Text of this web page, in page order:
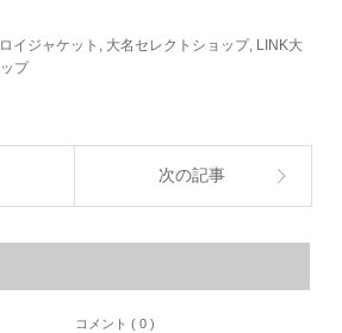
イジャケット 大名セレクトショップ, LINK大
プ
次の記事
コメント ( 0 )